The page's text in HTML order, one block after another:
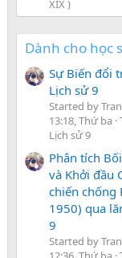
XIX )
Dành cho học
Sự Biến đổi
Lịch sử 9
Started by
13:18, Thứ ba
Lịch sử 9
Phân tích
và Khởi đầu
chiến chống
1950) qua
9
Started by